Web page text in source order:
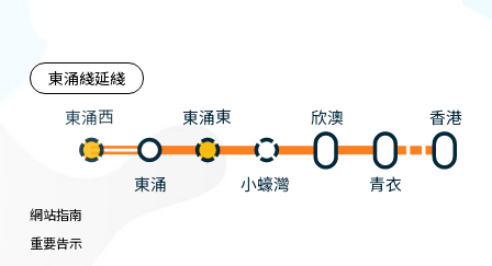
東涌綫延綫
東涌
東涌東
東涌西 欣澳
青衣
香港
小蠔灣
網站指南
重要告示